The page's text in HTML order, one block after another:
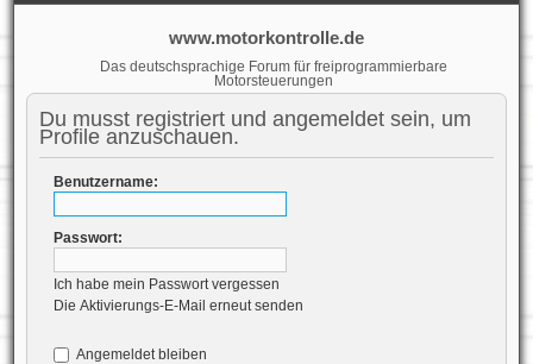
www.motorkontrolle.de
Das deutschsprachige Forum für freiprogrammierbare
Motorsteuerungen
Du musst registriert und angemeldet sein, um
Profile anzuschauen.
Benutzername:
Passwort:
Ich habe mein Passwort vergessen
Die Aktivierungs-E-Mail erneut senden
Angemeldet bleiben